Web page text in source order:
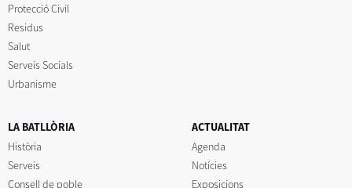
Protecció Civil
Residus
Salut
Serveis Socials
Urbanisme
LA BATLLÒRIA
Història
Serveis
Consell de poble
ACTUALITAT
Agenda
Notícies
Exposicions